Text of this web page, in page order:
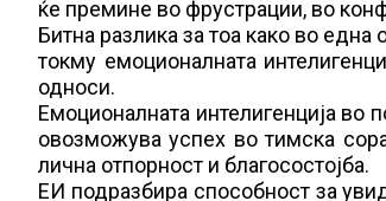
ќе премине во фрустрации, во
Битна разлика за тоа како во една
токму емоционалната
односи.
Емоционалната интелигенција во
овозможува успех во тимска
лична отпорност и благосостојба.
ЕИ подразбира способност за